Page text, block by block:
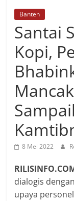
Banten
Santai
Kopi,
8 Mei 2022
dialogis
upaya